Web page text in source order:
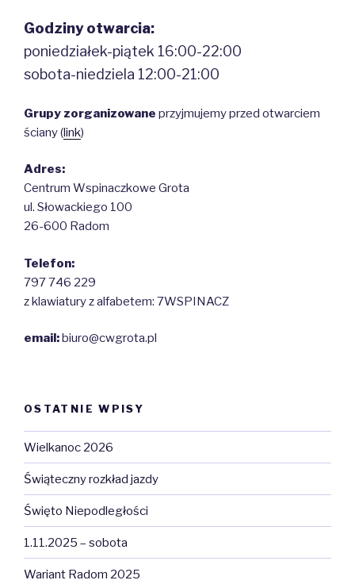
Godziny otwarcia:
poniedziałek-piątek 16:00-22:00
sobota-niedziela 12:00-21:00
Grupy zorganizowane przyjmujemy przed otwarciem
ściany (link)
Adres:
Centrum Wspinaczkowe Grota
ul. Słowackiego 100
26-600 Radom
Telefon:
797 746 229
z klawiatury z alfabetem: 7WSPINACZ
email:biuro@cwgrota.pl
OSTATNIE WPISY
Wielkanoc 2026
Świąteczny rozkład jazdy
Święto Niepodległości
1.11.2025 – sobota
Wariant Radom 2025